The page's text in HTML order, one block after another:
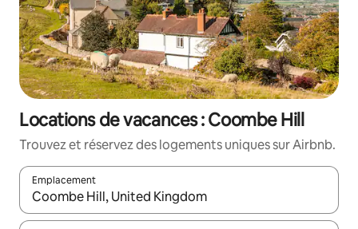
Locations de vacances : Coombe Hill
Trouvez et réservez des logements uniques sur Airbnb.
Emplacement
Quand les résultats sont affichés, parcourez-les en utilisant